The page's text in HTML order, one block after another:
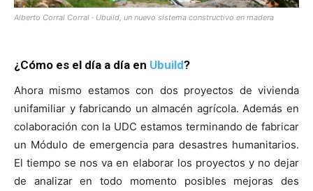
Alberto Corral Corral · Ubuild, un nuevo sistema constructivo en madera
¿Cómo es el día a día en Ubuild?
Ahora mismo estamos con dos proyectos de vivienda
unifamiliar y fabricando un almacén agrícola. Además en
colaboración con la UDC estamos terminando de fabricar
un Módulo de emergencia para desastres humanitarios.
El tiempo se nos va en elaborar los proyectos y no dejar
de analizar en todo momento posibles mejoras des